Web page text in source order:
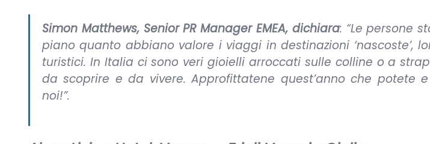
Simon Matthews, Senior PR Manager EMEA, dichiara: “Le persone
piano quanto abbiano valore i viaggi in destinazioni ‘nascoste’,
turistici. In Italia ci sono veri gioielli arroccati sulle colline o a
da scoprire e da vivere. Approfittatene quest’anno che potete
noi!”.